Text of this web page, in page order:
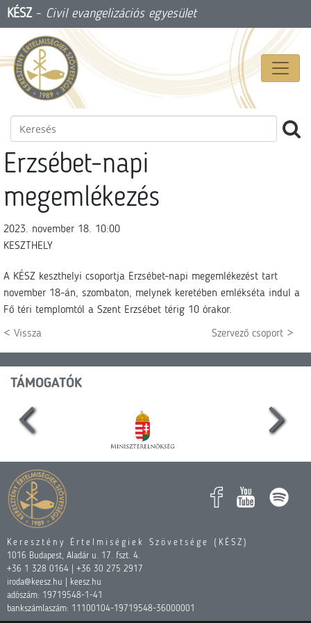
KÉSZ- Civil evangelizációs egyesület
Erzsébet-napi
megemlékezés
2023. november 18. 10:00
KESZTHELY
A KÉSZ keszthelyi csoportja Erzsébet-napi megemlékezést tart
november 18-án, szombaton, melynek keretében emlékséta indul a
Fő téri templomtól a Szent Erzsébet térig 10 órakor.
< Vissza Szervező csoport >
TÁMOGATÓK
Keresztény Értelmiségiek Szövetsége (KÉSZ)
1016 Budapest, Aladár u. 17. fszt. 4.
+36 1 328 0164 | +36 30 275 2917
iroda@keesz.hu | keesz.hu
adószám: 19719548-1-41
bankszámlaszám: 11100104-19719548-36000001